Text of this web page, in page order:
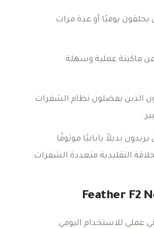
يحلقون يوميًا أو عدة مرات
ماكينة عملية وسهلة
الذين يفضلون نظام الشفرات
يريدون بديلاً يابانيًا موثوقًا
التقليدية متعددة الشفرات.
عملي للاستخدام اليومي.